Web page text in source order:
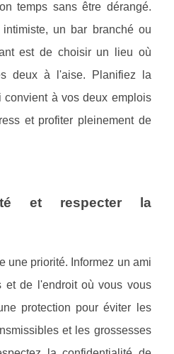
temps sans être dérangé.
un bar branché ou
est de choisir un lieu où
deux à l'aise. Planifiez la
convient à vos deux emplois
et profiter pleinement de
et respecter la
une priorité. Informez un ami
et de l'endroit où vous vous
protection pour éviter les
et les grossesses